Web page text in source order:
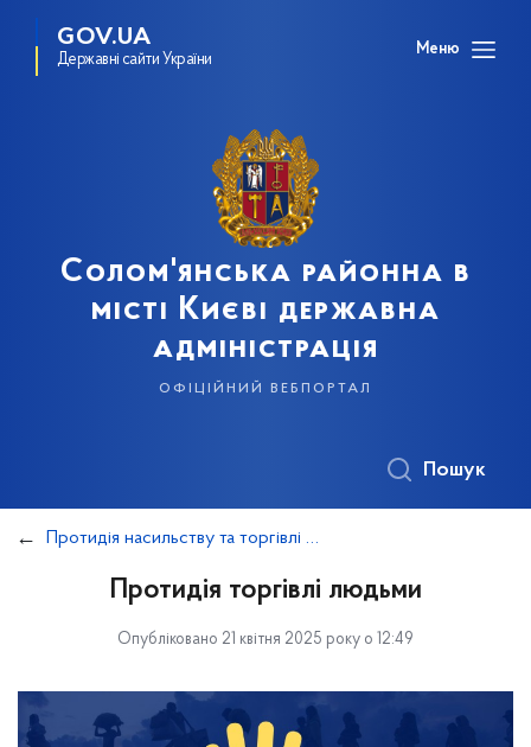
GOV.UA
Державні сайти України
Меню
Солом'янська районна в
місті Києві державна
адміністрація
офіційний вебпортал
Пошук
Протидія насильству та торгівлі людьми
Протидія торгівлі людьми
Опубліковано 21 квітня 2025 року о 12:49